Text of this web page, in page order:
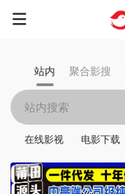
站内 聚合影搜
在线影视 电影下载